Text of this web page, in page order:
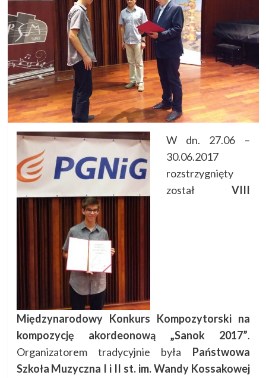
W dn. 27.06 –
30.06.2017
rozstrzygnięty
został VIII
Międzynarodowy Konkurs Kompozytorski na
kompozycję akordeonową „Sanok 2017”.
Organizatorem tradycyjnie była Państwowa
Szkoła Muzyczna I i II st. im. Wandy Kossakowej